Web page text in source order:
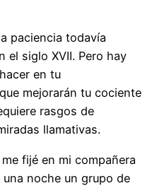
paciencia todavía
el siglo XVII. Pero hay
en tu
mejorarán tu cociente
rasgos de
llamativas.
fijé en mi compañera
noche un grupo de